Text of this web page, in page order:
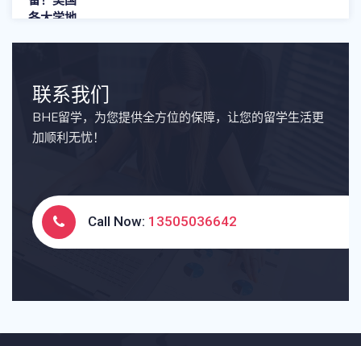
联系我们
BHE留学，为您提供全方位的保障，让您的留学生活更
加顺利无忧！
Call Now: 13505036642